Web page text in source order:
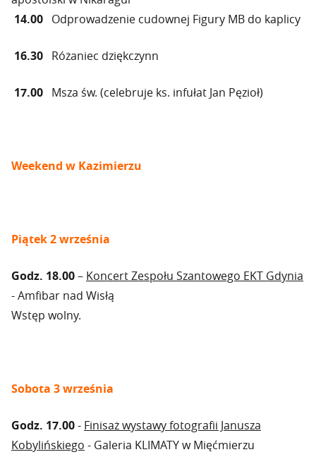
14.00 Odprowadzenie cudownej Figury MB do kaplicy
16.30 Różaniec dziękczynn
17.00 Msza św. (celebruje ks. infułat Jan Pęzioł)
Weekend w Kazimierzu
Piątek 2 września
Godz. 18.00– Koncert Zespołu Szantowego EKT Gdynia
- Amfibar nad Wisłą
Wstęp wolny.
Sobota 3 września
Godz. 17.00- Finisaż wystawy fotografii Janusza
Kobylińskiego - Galeria KLIMATY w Mięćmierzu